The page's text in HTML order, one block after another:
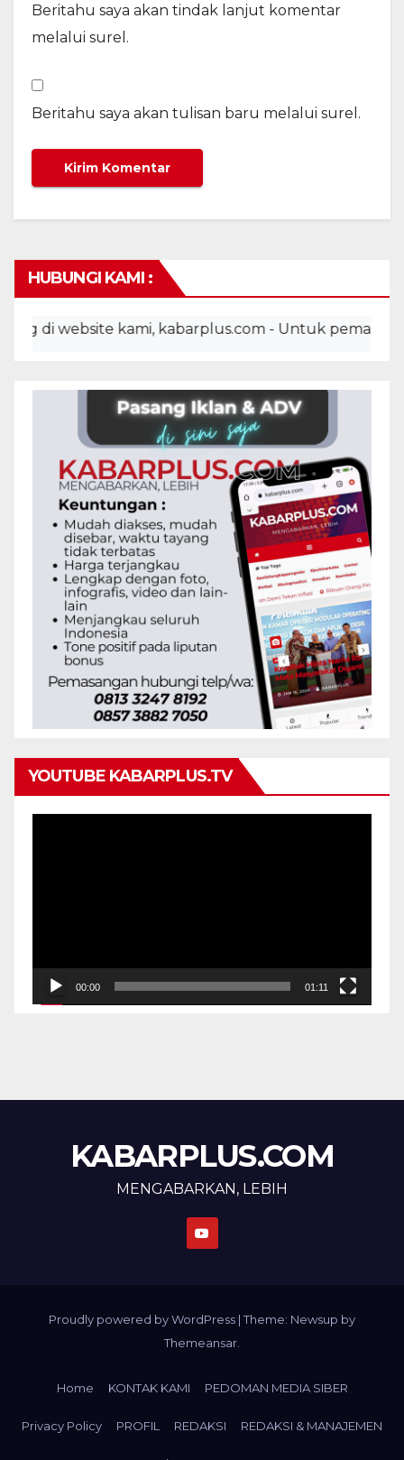
Beritahu saya akan tindak lanjut komentar
melalui surel.
Beritahu saya akan tulisan baru melalui surel.
HUBUNGI KAMI :
website kami, kabarplus.com - Untuk pemasangan
YOUTUBE KABARPLUS.TV
00:00 01:11
KABARPLUS.COM
MENGABARKAN, LEBIH
Proudly powered by WordPress |Theme: Newsup by
Themeansar.
Home KONTAK KAMI PEDOMAN MEDIA SIBER
Privacy Policy PROFIL REDAKSI REDAKSI & MANAJEMEN